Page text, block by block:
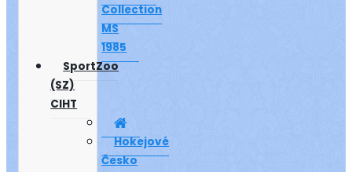
Collection
MS
1985
SportZoo
(SZ)
CIHT
Hokejové
Česko